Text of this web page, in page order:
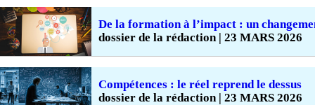
De la formation à l’impact : un
dossier de la rédaction | 23 MARS 2026
Compétences : le réel reprend le dessus
dossier de la rédaction | 23 MARS 2026